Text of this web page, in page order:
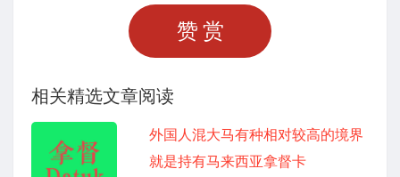
赞赏
相关精选文章阅读
外国人混大马有种相对较高的境界
就是持有马来西亚拿督卡